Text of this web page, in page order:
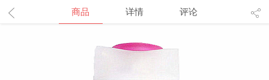
商品 详情 评论